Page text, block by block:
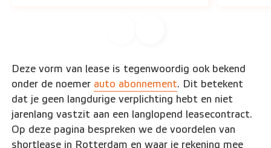
Deze vorm van lease is tegenwoordig ook bekend
onder de noemer auto abonnement. Dit betekent
dat je geen langdurige verplichting hebt en niet
jarenlang vastzit aan een langlopend leasecontract.
Op deze pagina bespreken we de voordelen van
shortlease in Rotterdam en waar je rekening mee